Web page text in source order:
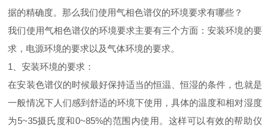
据的精确度。那么我们使用气相色谱仪的环境要求有哪些？
我们使用气相色谱仪的环境要求主要有三个方面：安装环境的要
求，电源环境的要求以及气体环境的要求。
1、安装环境的要求：
在安装色谱仪的时候最好保持适当的恒温、恒湿的条件，也就是
一般情况下人们感到舒适的环境下使用，具体的温度和相对湿度
为5~35摄氏度和0~85%的范围内使用。这样可以有效的帮助仪